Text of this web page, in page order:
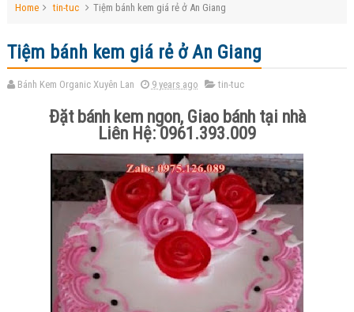
Home tin-tuc Tiệm bánh kem giá rẻ ở An Giang
Tiệm bánh kem giá rẻ ở An Giang
Bánh Kem Organic Xuyên Lan 9 years ago tin-tuc
Đặt bánh kem ngon, Giao bánh tại nhà
Liên Hệ: 0961.393.009